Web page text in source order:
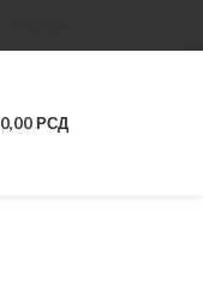
0,00РСД